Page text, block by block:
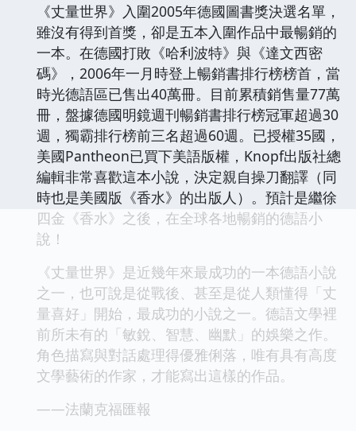
《丈量世界》入圍2005年德國圖書獎決選名單，
雖沒有得到首獎，卻是五本入圍作品中最暢銷的
一本。在德國打敗《哈利波特》與《達文西密
碼》，2006年一月時登上暢銷書排行榜榜首，當
時光德語區已售出40萬冊。目前累積銷售量77萬
冊，盤據德國明鏡週刊暢銷書排行榜冠軍超過30
週，獨霸排行榜前三名超過60週。已授權35國，
美國Pantheon已買下美語版權，Knopf出版社總
編輯非常喜歡這本小說，決定親自操刀翻譯（同
時也是美國版《香水》的出版人）。預計是繼徐
四金《香水》之後，在全球各地暢銷的德語小
說！
《丈量世界》是近幾年來最成功的一本德語小說
之一，也可說是從戰後、甚至是從人類懂得「丈
量喜好」開始，最成功的小說之一。德語文學裡
前所未有的「敏銳、智慧、幽默」的娛樂之作。
角色描寫與對話處理得優雅俐落，唯有具有高度
文學藝術的作家，才能寫出這樣的作品。
——法蘭克福匯報